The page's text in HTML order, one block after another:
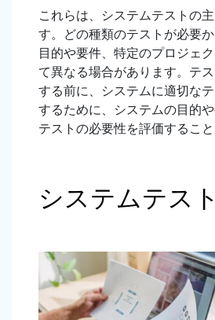
これらは、システムテストの
す。どの種類のテストが必要
目的や要件、特定のプロジェ
て異なる場合があります。テ
する前に、システムに適切な
するために、システムの目的
テストの必要性を評価すること
システムテス